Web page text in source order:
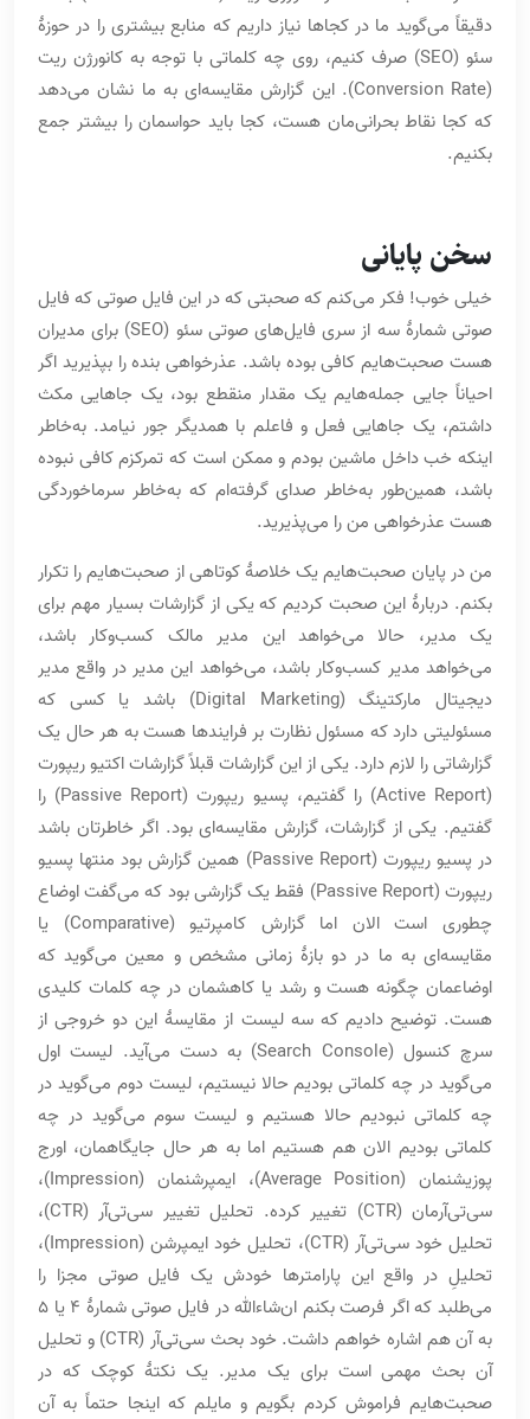
دقیقاً می‌گوید ما در کجاها نیاز داریم که منابع بیشتری را در حوزۀ
سئو (SEO) صرف کنیم، روی چه کلماتی با توجه به کانورژن ریت
(Conversion Rate). این گزارش مقایسه‌ای به ما نشان می‌دهد
که کجا نقاط بحرانی‌مان هست، کجا باید حواسمان را بیشتر جمع
بکنیم.
سخن پایانی
خیلی خوب! فکر می‌کنم که صحبتی که در این فایل صوتی که فایل
صوتی شمارۀ سه از سری فایل‌های صوتی سئو (SEO) برای مدیران
هست صحبت‌هایم کافی بوده باشد. عذرخواهی بنده را بپذیرید اگر
احیاناً جایی جمله‌هایم یک مقدار منقطع بود، یک جاهایی مکث
داشتم، یک جاهایی فعل و فاعلم با همدیگر جور نیامد. به‌خاطر
اینکه خب داخل ماشین بودم و ممکن است که تمرکزم کافی نبوده
باشد، همین‌طور به‌خاطر صدای گرفته‌ام که به‌خاطر سرماخوردگی
هست عذرخواهی من را می‌پذیرید.
من در پایان صحبت‌هایم یک خلاصۀ کوتاهی از صحبت‌هایم را تکرار
بکنم. دربارۀ این صحبت کردیم که یکی از گزارشات بسیار مهم برای
یک مدیر، حالا می‌خواهد این مدیر مالک کسب‌وکار باشد،
می‌خواهد مدیر کسب‌وکار باشد، می‌خواهد این مدیر در واقع مدیر
دیجیتال مارکتینگ (Digital Marketing) باشد یا کسی که
مسئولیتی دارد که مسئول نظارت بر فرایندها هست به هر حال یک
گزارشاتی را لازم دارد. یکی از این گزارشات قبلاً گزارشات اکتیو ریپورت
(Active Report) را گفتیم، پسیو ریپورت (Passive Report) را
گفتیم. یکی از گزارشات، گزارش مقایسه‌ای بود. اگر خاطرتان باشد
در پسیو ریپورت (Passive Report) همین گزارش بود منتها پسیو
ریپورت (Passive Report) فقط یک گزارشی بود که می‌گفت اوضاع
چطوری است الان اما گزارش کامپرتیو (Comparative) یا
مقایسه‌ای به ما در دو بازۀ زمانی مشخص و معین می‌گوید که
اوضاعمان چگونه هست و رشد یا کاهشمان در چه کلمات کلیدی
هست. توضیح دادیم که سه لیست از مقایسۀ این دو خروجی از
سرچ کنسول (Search Console) به دست می‌آید. لیست اول
می‌گوید در چه کلماتی بودیم حالا نیستیم، لیست دوم می‌گوید در
چه کلماتی نبودیم حالا هستیم و لیست سوم می‌گوید در چه
کلماتی بودیم الان هم هستیم اما به هر حال جایگاهمان، اورج
پوزیشنمان (Average Position)، ایمپرشنمان (Impression)،
سی‌تی‌آرمان (CTR) تغییر کرده. تحلیل تغییر سی‌تی‌آر (CTR)،
تحلیل خود سی‌تی‌آر (CTR)، تحلیل خود ایمپرشن (Impression)،
تحلیلِ در واقع این پارامترها خودش یک فایل صوتی مجزا را
می‌طلبد که اگر فرصت بکنم ان‌شاءالله در فایل صوتی شمارۀ 4 یا 5
به آن هم اشاره خواهم داشت. خود بحث سی‌تی‌آر (CTR) و تحلیل
آن بحث مهمی است برای یک مدیر. یک نکتۀ کوچک که در
صحبت‌هایم فراموش کردم بگویم و مایلم که اینجا حتماً به آن